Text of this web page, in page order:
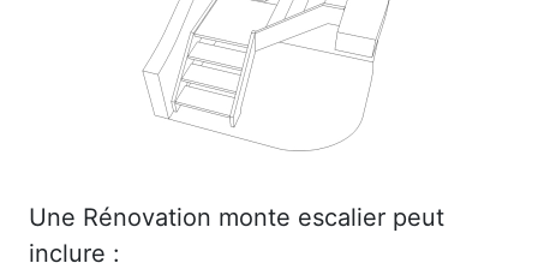
Une Rénovation monte escalier peut
inclure :